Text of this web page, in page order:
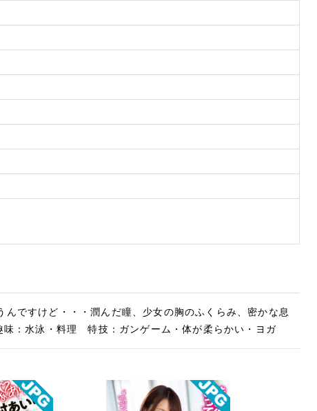
ですけど・・・潤んだ瞳、少女の胸のふくらみ、密かな息
水泳・料理 特技：ガンゲーム・体が柔らかい・ヨガ